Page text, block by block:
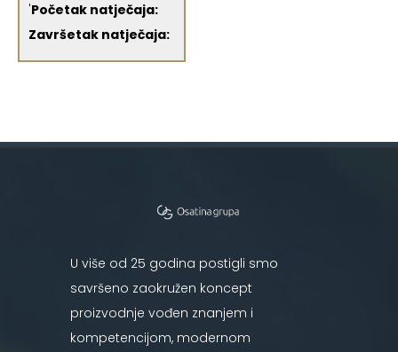
'Početak natječaja:
Završetak natječaja:
U više od 25 godina postigli smo
savršeno zaokružen koncept
proizvodnje vođen znanjem i
kompetencijom, modernom